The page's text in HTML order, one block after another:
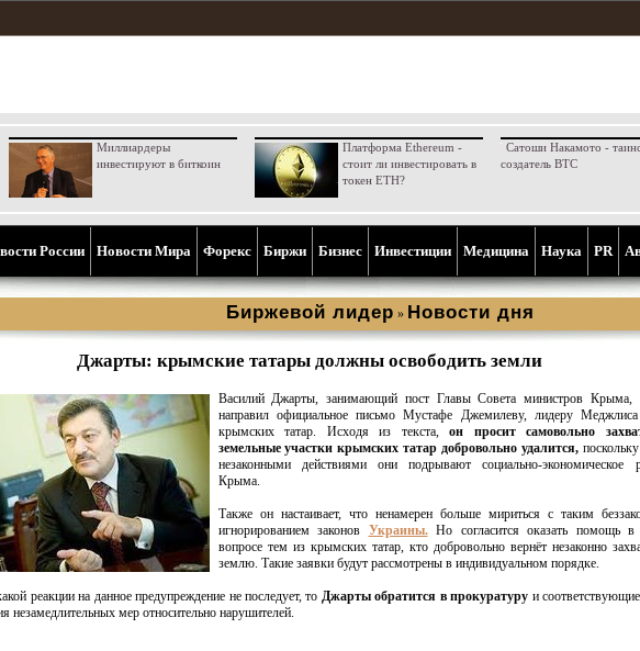
Миллиардеры
инвестируют в биткоин
Платформа Ethereum -
стоит ли инвестировать в
токен ETH?
Сатоши Накамото -
создатель BTC
России Новости Мира Форекс Биржи Бизнес Инвестиции Медицина Наука PR
Биржевой лидер » Новости дня
Джарты: крымские татары должны освободить земли
Василий Джарты, занимающий пост Главы Совета министров Крыма,
направил официальное письмо Мустафе Джемилеву, лидеру
крымских татар. Исходя из текста, он просит самовольно
земельные участки крымских татар добровольно удалится,
незаконными действиями они подрывают социально-экономическое
Крыма.
Также он настаивает, что ненамерен больше мириться с таким
игнорированием законов Украины.Но согласится оказать помощь в
вопросе тем из крымских татар, кто добровольно вернёт незаконно
землю. Такие заявки будут рассмотрены в индивидуальном порядке.
реакции на данное предупреждение не последует, то Джарты обратится в прокуратуру и
незамедлительных мер относительно нарушителей.